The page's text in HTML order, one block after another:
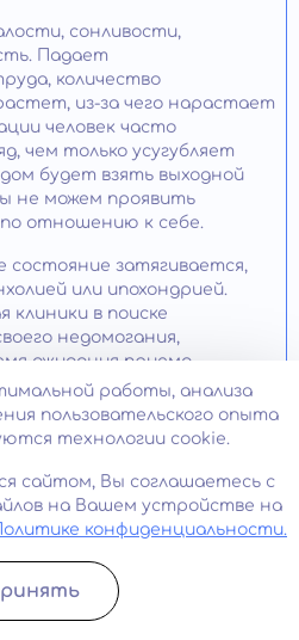
сонливости,
Падает
количество
из-за чего нарастает
человек часто
чем только усугубляет
будет взять выходной
не можем проявить
отношению к себе.
состояние затягивается,
или ипохондрией.
клиники в поиске
недомогания,
ожидания приема
пациентами, примеряют на
к врачу, они удивляют
симптомов.
нужно всего лишь
дня;
и релаксации;
водные процедуры;
работы, анализа
пользовательского опыта
технологии cookie.
сайтом, Вы соглашаетесь с
на Вашем устройстве на
Политике конфиденциальности.